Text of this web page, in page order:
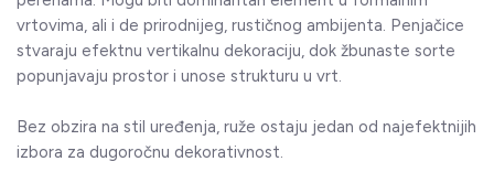
vrtovima, ali i de prirodnijeg, rustičnog ambijenta. Penjačice
stvaraju efektnu vertikalnu dekoraciju, dok žbunaste sorte
popunjavaju prostor i unose strukturu u vrt.
Bez obzira na stil uređenja, ruže ostaju jedan od najefektnijih
izbora za dugoročnu dekorativnost.